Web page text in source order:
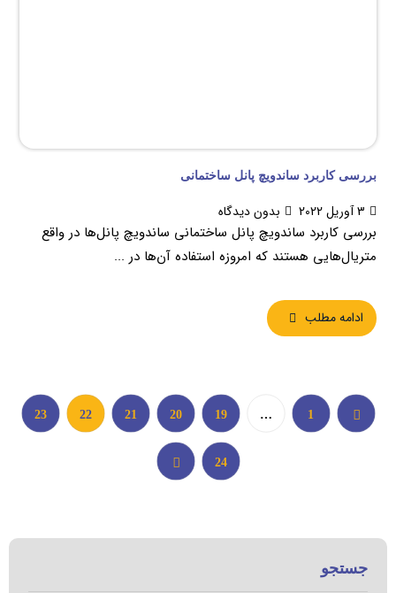
بررسی کاربرد ساندویچ پانل ساختمانی
3 آوریل 2022 بدون دیدگاه
بررسی کاربرد ساندویچ پانل ساختمانی ساندویچ پانل‌ها در واقع
متریال‌هایی هستند که امروزه استفاده آن‌ها در ...
ادامه مطلب
1
…
19
20
21
22
23
24
جستجو